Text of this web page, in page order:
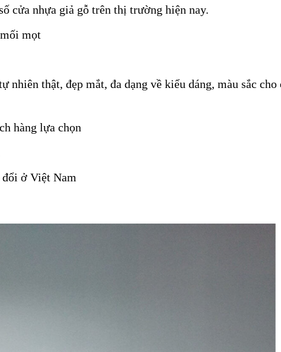
cửa nhựa giả gỗ trên thị trường hiện nay.
mọt
nhiên thật, đẹp mắt, đa dạng về kiểu dáng, màu sắc cho
hàng lựa chọn
ở Việt Nam